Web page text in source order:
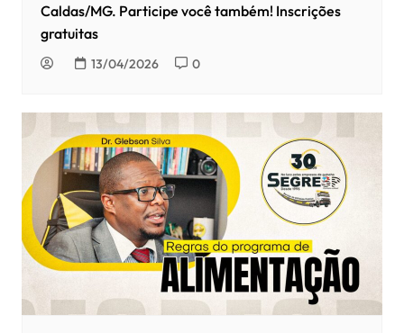
Caldas/MG. Participe você também! Inscrições
gratuitas
13/04/2026 0